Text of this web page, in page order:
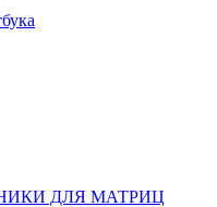
ДЛЯ МАТРИЦ